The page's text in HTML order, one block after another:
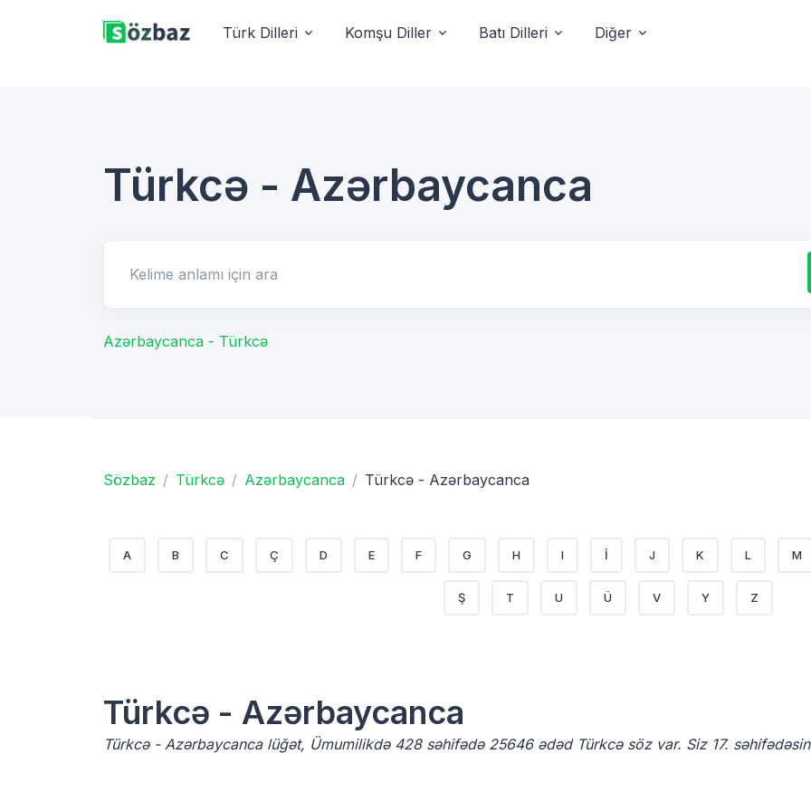
Türk Dilleri Komşu Diller Batı Dilleri Diğer
Türkcə - Azərbaycanca
Azərbaycanca - Türkcə
Sözbaz Türkcə Azərbaycanca Türkcə - Azərbaycanca
A B C Ç D E F G H I İ J K L M
Ş T U Ü V Y Z
Türkcə - Azərbaycanca
Türkcə - Azərbaycanca lüğət, Ümumilikdə 428 səhifədə 25646 ədəd Türkcə söz var. Siz 17.